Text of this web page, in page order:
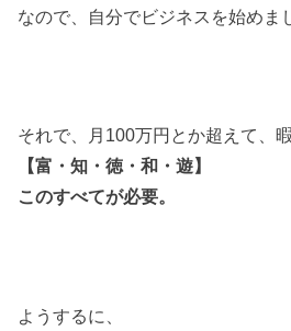
なので、自分でビジネスを始めま
それで、月100万円とか超えて、
【富・知・徳・和・遊】
このすべてが必要。
ようするに、